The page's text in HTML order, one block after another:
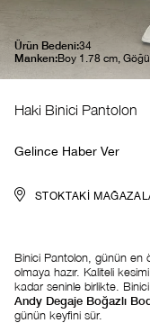
Ürün Bedeni:34
Manken:Boy 1.78 cm,
Haki Binici Pantolon
Gelince Haber Ver
STOKTAKI
Binici Pantolon, günün en
olmaya hazır. Kaliteli
kadar seninle birlikte. Binici
Andy Degaje Boğazlı
günün keyfini sür.